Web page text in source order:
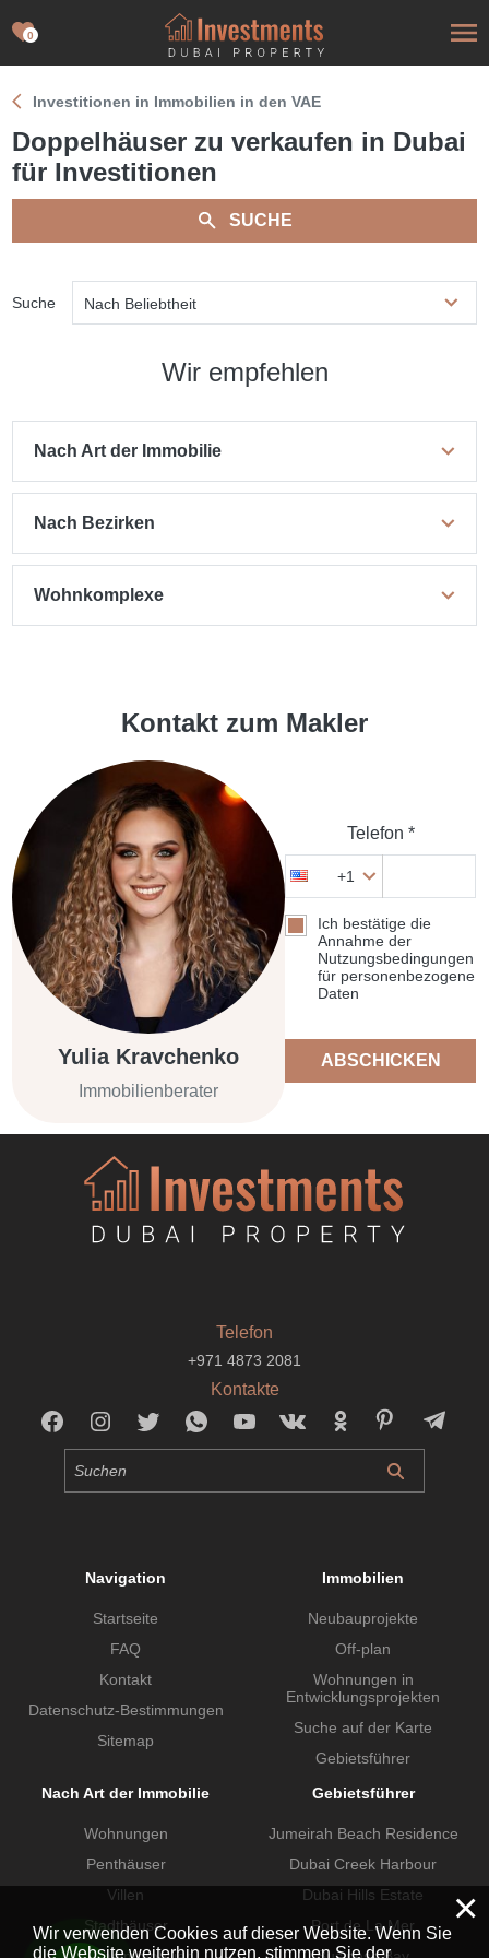
0
Investitionen in Immobilien in den VAE
Doppelhäuser zu verkaufen in Dubai
für Investitionen
SUCHE
Suche Nach Beliebtheit
Wir empfehlen
Nach Art der Immobilie
Nach Bezirken
Wohnkomplexe
Kontakt zum Makler
Yulia Kravchenko
Immobilienberater
Telefon *
+1
Ich bestätige die
Annahme der
Nutzungsbedingungen
für personenbezogene
Daten
ABSCHICKEN
Telefon
+971 4873 2081
Kontakte
Navigation
Startseite
FAQ
Kontakt
Datenschutz-Bestimmungen
Sitemap
Immobilien
Neubauprojekte
Off-plan
Wohnungen in
Entwicklungsprojekten
Suche auf der Karte
Gebietsführer
Nach Art der Immobilie
Wohnungen
Penthäuser
Villen
Stadthäuser
Gebietsführer
Jumeirah Beach Residence
Dubai Creek Harbour
Dubai Hills Estate
Port de La Mer
×
Wir verwenden Cookies auf dieser Website. Wenn Sie
die Website weiterhin nutzen, stimmen Sie der